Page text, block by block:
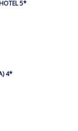
5*
4*